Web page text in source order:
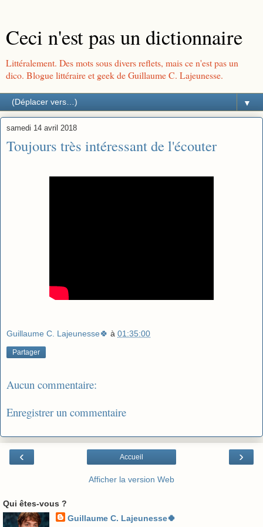
Ceci n'est pas un dictionnaire
Littéralement. Des mots sous divers reflets, mais ce n'est pas un
dico. Blogue littéraire et geek de Guillaume C. Lajeunesse.
▼
samedi 14 avril 2018
Toujours très intéressant de l'écouter
Guillaume C. Lajeunesse🍀 à 01:35:00
Partager
Aucun commentaire:
Enregistrer un commentaire
‹ ›
Accueil
Afficher la version Web
Qui êtes-vous ?
Guillaume C. Lajeunesse🍀